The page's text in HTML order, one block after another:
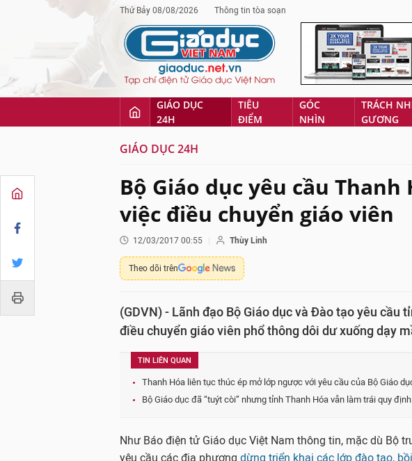
Thứ Bảy 08/08/2026 Thông tin tòa soạn
GIÁO DỤC
24H
TIÊU
ĐIỂM
GÓC
NHÌN
TRÁCH
GƯƠNG
GIÁO DỤC 24H
Bộ Giáo dục yêu cầu
việc điều chuyển giáo viên
12/03/2017 00:55 Thùy Linh
Theo dõi trên
(GDVN) - Lãnh đạo Bộ Giáo dục và Đào tạo yêu cầu
điều chuyển giáo viên phổ thông dôi dư xuống dạy
TIN LIÊN QUAN
Thanh Hóa liên tục thúc ép mở lớp ngược với yêu cầu của Bộ Giáo
Bộ Giáo dục đã “tuýt còi” nhưng tỉnh Thanh Hóa vẫn làm trái quy định
Như Báo điện tử Giáo dục Việt Nam thông tin, mặc dù Bộ
yêu cầu các địa phương dừng triển khai các lớp đào tạo,